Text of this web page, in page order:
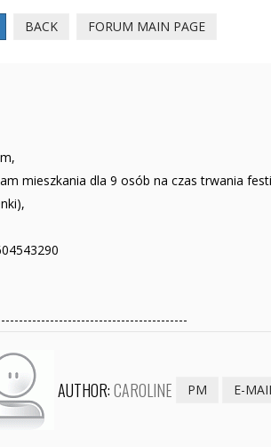
BACK FORUM MAIN PAGE
mieszkania dla 9 osób na czas trwania
AUTHOR:CAROLINE PM E-